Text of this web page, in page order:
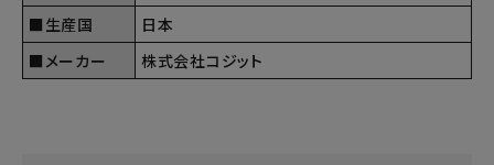
■生産国
日本
■メーカー
株式会社コジット